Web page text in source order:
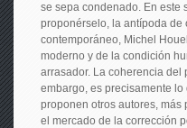
se sepa condenado. En este
proponérselo, la antípoda de
contemporáneo, Michel
moderno y de la condición
arrasador. La coherencia del
embargo, es precisamente
proponen otros autores, más
el mercado de la corrección